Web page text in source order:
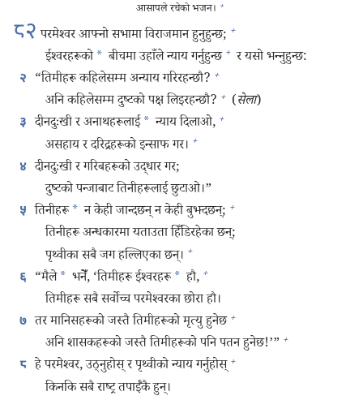
आसापले रचेको भजन। +
८२ परमेश्‍वर आफ्नो सभामा विराजमान हुनुहुन्छ; +
ईश्‍वरहरूको * बीचमा उहाँले न्याय गर्नुहुन्छ + र यसो भन्‍नुहुन्छ:
२ “तिमीहरू कहिलेसम्म अन्याय गरिरहन्छौ? +
अनि कहिलेसम्म दुष्टको पक्ष लिइरहन्छौ? + (सेला)
३ दीनदुःखी र अनाथहरूलाई * न्याय दिलाओ, +
असहाय र दरिद्रहरूको इन्साफ गर। +
४ दीनदुःखी र गरिबहरूको उद्धार गर;
दुष्टको पन्जाबाट तिनीहरूलाई छुटाओ।”
५ तिनीहरू * न केही जान्दछन्‌ न केही बुझ्दछन्‌; +
तिनीहरू अन्धकारमा यताउता हिँडिरहेका छन्‌;
पृथ्वीका सबै जग हल्लिएका छन्‌। +
६ “मैले * भनेँ, ‘तिमीहरू ईश्‍वरहरू * हौ, +
तिमीहरू सबै सर्वोच्च परमेश्‍वरका छोरा हौ।
७ तर मानिसहरूको जस्तै तिमीहरूको मृत्यु हुनेछ +
अनि शासकहरूको जस्तै तिमीहरूको पनि पतन हुनेछ!’” +
८ हे परमेश्‍वर, उठ्‌नुहोस्‌ र पृथ्वीको न्याय गर्नुहोस्‌ +
किनकि सबै राष्ट्र तपाईँकै हुन्‌।